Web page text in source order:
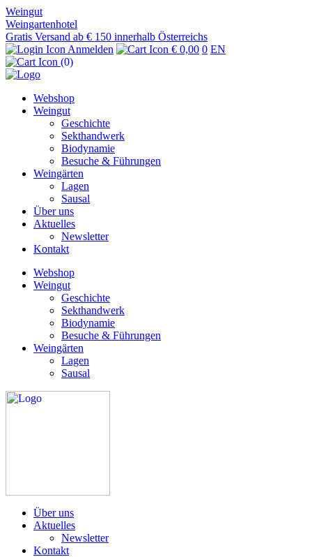
Weingut
Weingartenhotel
Gratis Versand ab € 150 innerhalb Österreichs
Anmelden
€ 0,00 0 EN
(0)
Webshop
Weingut
Geschichte
Sekthandwerk
Biodynamie
Besuche & Führungen
Weingärten
Lagen
Sausal
Über uns
Aktuelles
Newsletter
Kontakt
Webshop
Weingut
Geschichte
Sekthandwerk
Biodynamie
Besuche & Führungen
Weingärten
Lagen
Sausal
Über uns
Aktuelles
Newsletter
Kontakt